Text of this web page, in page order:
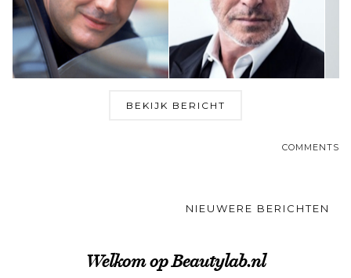
BEKIJK BERICHT
COMMENTS
NIEUWERE BERICHTEN
Welkom op Beautylab.nl